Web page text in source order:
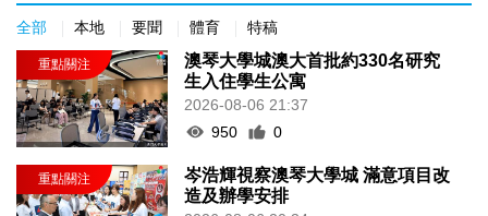
全部 本地 要聞 體育 特稿
澳琴大學城澳大首批約330名研究
生入住學生公寓
2026-08-06 21:37
950
0
岑浩輝視察澳琴大學城 滿意項目改
造及辦學安排